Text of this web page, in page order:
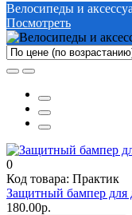
Велосипеды и
Посмотреть
0
Код товара: Практик
Защитный бампер для
180.00р.